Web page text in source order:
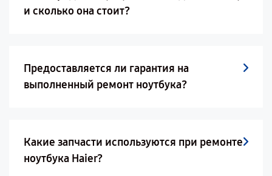
и сколько она стоит?
Предоставляется ли гарантия на
выполненный ремонт ноутбука?
Какие запчасти используются при ремонте
ноутбука Haier?